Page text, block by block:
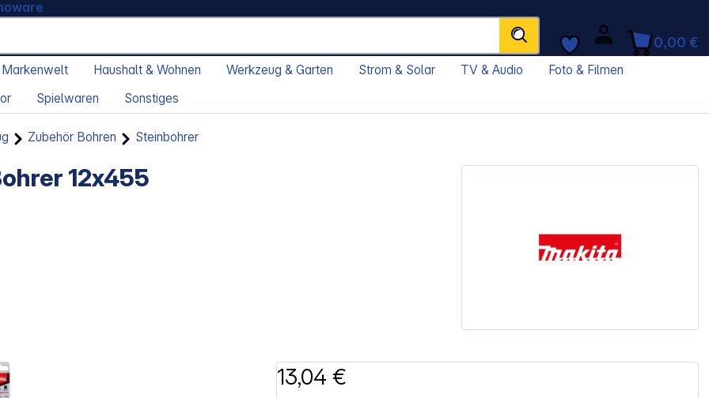
0,00 €
Haushalt & Wohnen Werkzeug & Garten Strom & Solar TV & Audio
Foto & Filmen
Spielwaren Sonstiges
Zubehör Bohren Steinbohrer
12x455
13,04 €